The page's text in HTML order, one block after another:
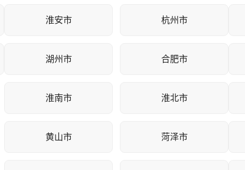
淮安市 杭州市
湖州市 合肥市
淮南市 淮北市
黄山市 菏泽市